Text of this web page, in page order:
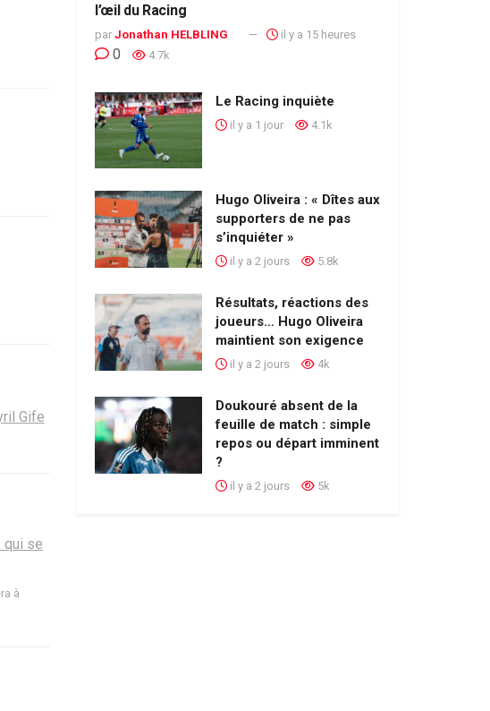
à
l’œil du Racing
par Jonathan HELBLING il y a 15 heures
0 4.7k
Le Racing inquiète
il y a 1 jour 4.1k
Hugo Oliveira : « Dîtes aux
supporters de ne pas
s’inquiéter »
il y a 2 jours 5.8k
Résultats, réactions des
joueurs… Hugo Oliveira
maintient son exigence
il y a 2 jours 4k
Doukouré absent de la
feuille de match : simple
repos ou départ imminent
?
il y a 2 jours 5k